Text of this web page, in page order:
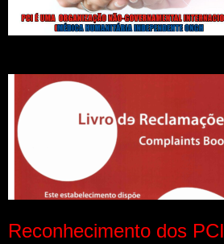
Reconhecimento dos PCI